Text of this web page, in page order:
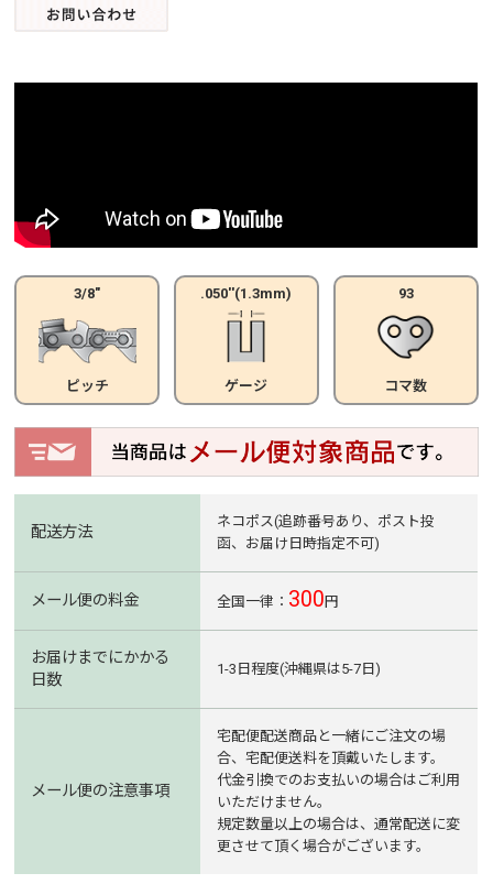
3/8"
ピッチ
.050''(1.3mm)
ゲージ
93
コマ数
配送方法
ネコポス(追跡番号あり、ポスト投
函、お届け日時指定不可)
メール便の料金 全国一律： 300円
お届けまでにかかる
日数
1-3日程度(沖縄県は5-7日)
メール便の注意事項
宅配便配送商品と一緒にご注文の場
合、宅配便送料を頂戴いたします。
代金引換でのお支払いの場合はご利用
いただけません。
規定数量以上の場合は、通常配送に変
更させて頂く場合がございます。